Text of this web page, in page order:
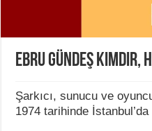
Ebru Gündeş Kimdir,
Şarkıcı, sunucu ve
1974 tarihinde